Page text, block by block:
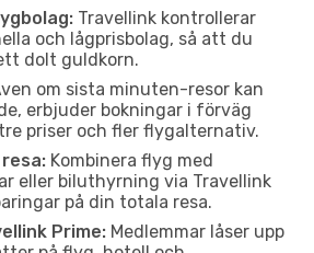
Travellink kontrollerar
och lågprisbolag, så att du
dolt guldkorn.
om sista minuten-resor kan
erbjuder bokningar i förväg
priser och fler flygalternativ.
Kombinera flyg med
eller biluthyrning via Travellink
på din totala resa.
Prime: Medlemmar låser upp